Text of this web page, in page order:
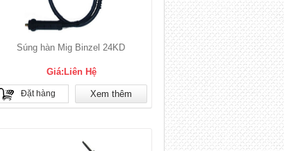
Súng hàn Mig Binzel 24KD
Giá:Liên Hệ
Đặt hàng Xem thêm